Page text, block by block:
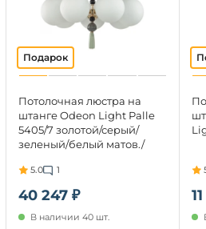
40 247 ₽
Потолочная люстра на
штанге Odeon Light Palle
5405/7 золотой/серый/
зеленый/белый матов./
E14 7*40W (220V, подвески,
шарики, молекулы)
5.0 1
В наличии 40 шт.